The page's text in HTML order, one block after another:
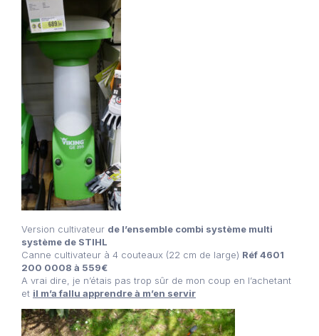
Version cultivateur de l’ensemble combi système multi
système de STIHL
Canne cultivateur à 4 couteaux (22 cm de large) Réf 4601
200 0008 à 559€
A vrai dire, je n’étais pas trop sûr de mon coup en l’achetant
et il m’a fallu apprendre à m’en servir